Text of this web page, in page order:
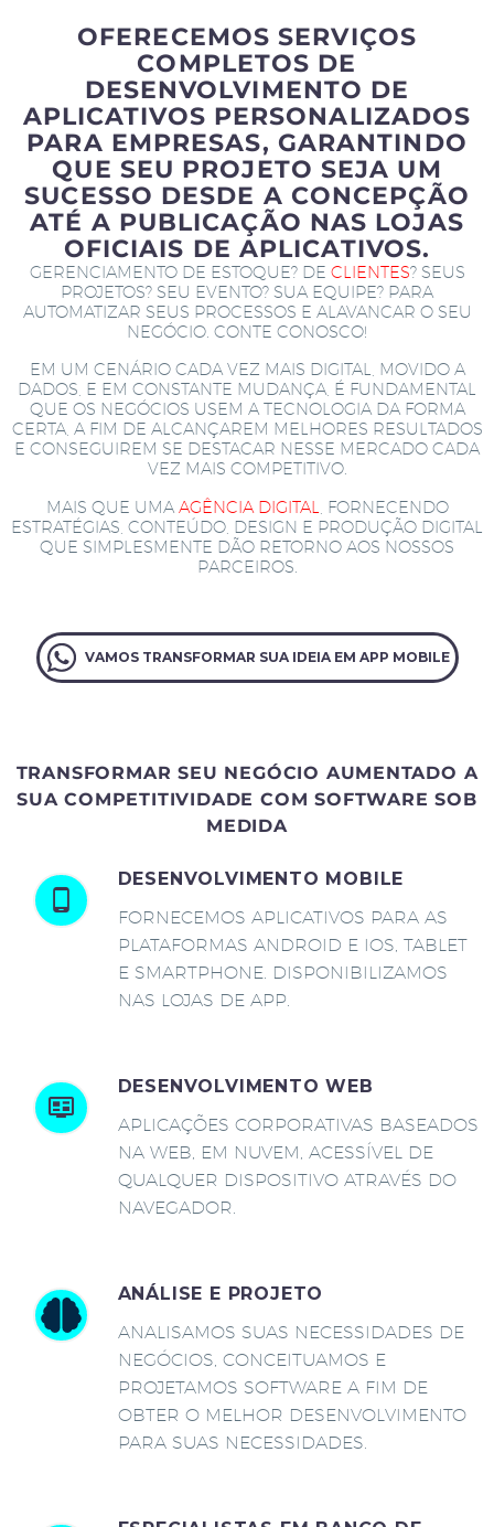
OFERECEMOS SERVIÇOS
COMPLETOS DE
DESENVOLVIMENTO DE
APLICATIVOS PERSONALIZADOS
PARA EMPRESAS, GARANTINDO
QUE SEU PROJETO SEJA UM
SUCESSO DESDE A CONCEPÇÃO
ATÉ A PUBLICAÇÃO NAS LOJAS
OFICIAIS DE APLICATIVOS.
GERENCIAMENTO DE ESTOQUE? DE CLIENTES? SEUS
PROJETOS? SEU EVENTO? SUA EQUIPE? PARA
AUTOMATIZAR SEUS PROCESSOS E ALAVANCAR O SEU
NEGÓCIO. CONTE CONOSCO!
EM UM CENÁRIO CADA VEZ MAIS DIGITAL, MOVIDO A
DADOS, E EM CONSTANTE MUDANÇA, É FUNDAMENTAL
QUE OS NEGÓCIOS USEM A TECNOLOGIA DA FORMA
CERTA, A FIM DE ALCANÇAREM MELHORES RESULTADOS
E CONSEGUIREM SE DESTACAR NESSE MERCADO CADA
VEZ MAIS COMPETITIVO.
MAIS QUE UMA AGÊNCIA DIGITAL
, FORNECENDO
ESTRATÉGIAS, CONTEÚDO, DESIGN E PRODUÇÃO DIGITAL
QUE SIMPLESMENTE DÃO RETORNO AOS NOSSOS
PARCEIROS.
VAMOS TRANSFORMAR SUA IDEIA EM APP MOBILE
TRANSFORMAR SEU NEGÓCIO AUMENTADO A
SUA COMPETITIVIDADE COM SOFTWARE SOB
MEDIDA
DESENVOLVIMENTO MOBILE
FORNECEMOS APLICATIVOS PARA AS
PLATAFORMAS ANDROID E IOS, TABLET
E SMARTPHONE. DISPONIBILIZAMOS
NAS LOJAS DE APP.
DESENVOLVIMENTO WEB
APLICAÇÕES CORPORATIVAS BASEADOS
NA WEB, EM NUVEM, ACESSÍVEL DE
QUALQUER DISPOSITIVO ATRAVÉS DO
NAVEGADOR.
ANÁLISE E PROJETO
ANALISAMOS SUAS NECESSIDADES DE
NEGÓCIOS, CONCEITUAMOS E
PROJETAMOS SOFTWARE A FIM DE
OBTER O MELHOR DESENVOLVIMENTO
PARA SUAS NECESSIDADES.